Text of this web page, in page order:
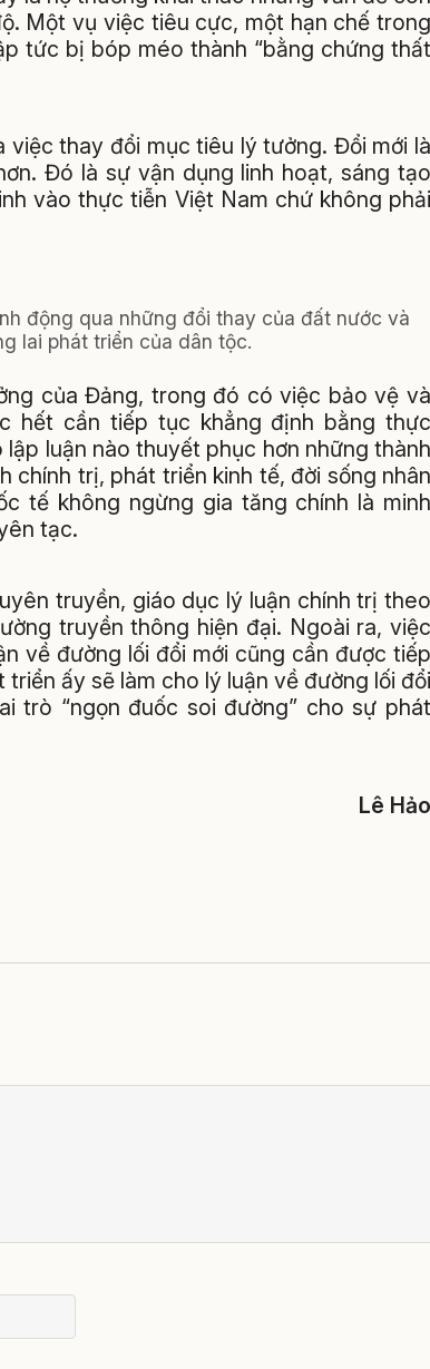
Một vụ việc tiêu cực, một hạn chế trong
tức bị bóp méo thành “bằng chứng thất
thay đổi mục tiêu lý tưởng. Đổi mới là
Đó là sự vận dụng linh hoạt, sáng tạo
vào thực tiễn Việt Nam chứ không phải
động qua những đổi thay của đất nước và
lai phát triển của dân tộc.
của Đảng, trong đó có việc bảo vệ và
hết cần tiếp tục khẳng định bằng thực
luận nào thuyết phục hơn những thành
trị, phát triển kinh tế, đời sống nhân
tế không ngừng gia tăng chính là minh
tạc.
truyền, giáo dục lý luận chính trị theo
truyền thông hiện đại. Ngoài ra, việc
về đường lối đổi mới cũng cần được tiếp
ấy sẽ làm cho lý luận về đường lối đổi
trò “ngọn đuốc soi đường” cho sự phát
Lê Hảo